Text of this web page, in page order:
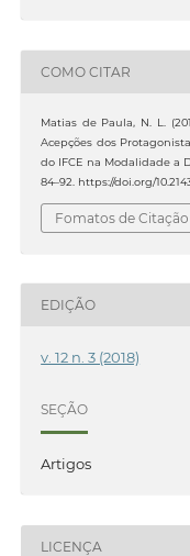
COMO CITAR
Matias de Paula, N. L.
Acepções dos
do IFCE na Modalidade a
84–92. https://doi.org/
Fomatos de Citação
EDIÇÃO
v. 12 n. 3 (2018)
SEÇÃO
Artigos
LICENÇA